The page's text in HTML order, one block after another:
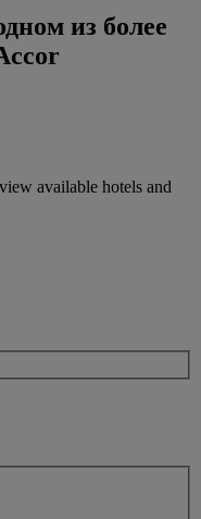
из более
available hotels and